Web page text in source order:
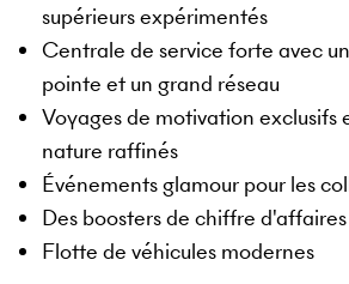
supérieurs expérimentés
Centrale de service forte avec
pointe et un grand réseau
Voyages de motivation exclusifs
nature raffinés
Événements glamour pour les
Des boosters de chiffre
Flotte de véhicules modernes